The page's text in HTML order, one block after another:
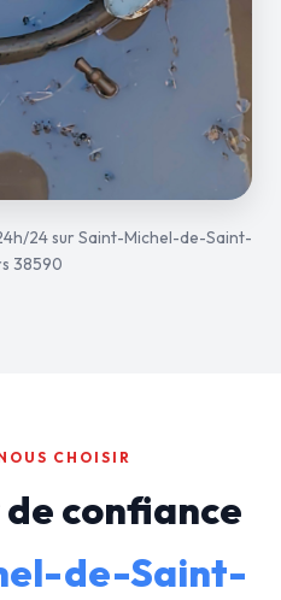
24 sur Saint-Michel-de-Saint-
38590
CHOISIR
confiance
de-Saint-